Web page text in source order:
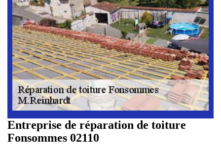
Entreprise de réparation de toiture
Fonsommes 02110